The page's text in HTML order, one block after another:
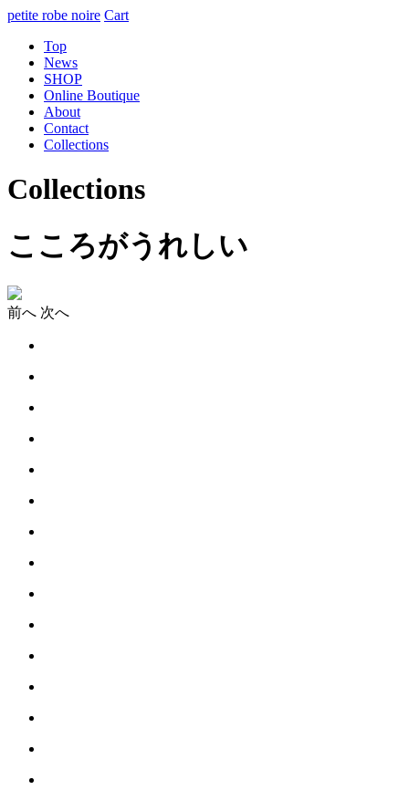
petite robe noire Cart
Top
News
SHOP
Online Boutique
About
Contact
Collections
Collections
こころがうれしい
前へ 次へ